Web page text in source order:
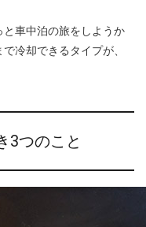
車中泊の旅をしようか
冷却できるタイプが、
3つのこと